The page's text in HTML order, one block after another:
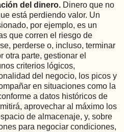
del dinero. Dinero que no
está perdiendo valor. Un
por ejemplo, es un
que corren el riesgo de
perderse o, incluso, terminar
otra parte, gestionar el
criterios lógicos,
del negocio, los picos y
en situaciones como la
a datos históricos de
aprovechar al máximo los
de almacenaje, y, sobre
para negociar condiciones,